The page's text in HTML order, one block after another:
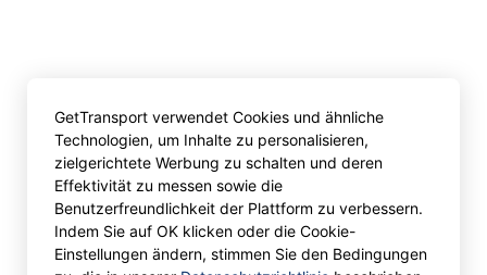
GetTransport verwendet Cookies und ähnliche
Technologien, um Inhalte zu personalisieren,
zielgerichtete Werbung zu schalten und deren
Effektivität zu messen sowie die
Benutzerfreundlichkeit der Plattform zu verbessern.
Indem Sie auf OK klicken oder die Cookie-
Einstellungen ändern, stimmen Sie den Bedingungen